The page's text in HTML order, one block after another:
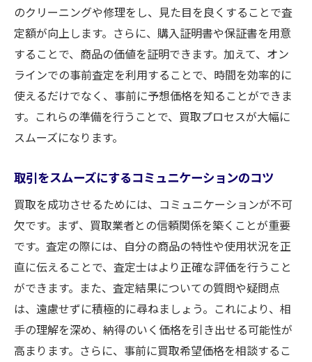
のクリーニングや修理をし、見た目を良くすることで査
定額が向上します。さらに、購入証明書や保証書を用意
することで、商品の価値を証明できます。加えて、オン
ラインでの事前査定を利用することで、時間を効率的に
使えるだけでなく、事前に予想価格を知ることができま
す。これらの準備を行うことで、買取プロセスが大幅に
スムーズになります。
取引をスムーズにするコミュニケーションのコツ
買取を成功させるためには、コミュニケーションが不可
欠です。まず、買取業者との信頼関係を築くことが重要
です。査定の際には、自分の商品の特性や使用状況を正
直に伝えることで、査定士はより正確な評価を行うこと
ができます。また、査定結果についての質問や疑問点
は、遠慮せずに積極的に尋ねましょう。これにより、相
手の理解を深め、納得のいく価格を引き出せる可能性が
高まります。さらに、事前に買取希望価格を相談するこ